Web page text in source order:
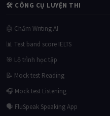
🛠 CÔNG CỤ LUYỆN THI
🤖 Chấm Writing AI
📊 Test band score IELTS
🎯 Lộ trình học tập
📝 Mock test Reading
🎧 Mock test Listening
🗣 FluSpeak Speaking App